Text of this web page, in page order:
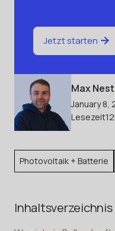
Max
January 8,
Lesezeit12
Photovoltaik + Batterie
Jetzt starten
Inhaltsverzeichnis